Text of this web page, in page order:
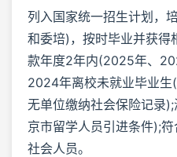
列入国家统一招生计划，
和委培)，按时毕业并获得
款年度2年内(2025年、
2024年离校未就业毕业生
无单位缴纳社会保险记录
京市留学人员引进条件);
社会人员。